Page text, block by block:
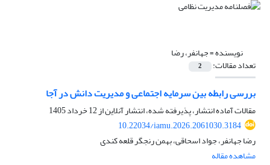
نویسنده =جهانفر، رضا
تعداد مقالات: 2
بررسی رابطه بین سرمایه اجتماعی و مدیریت دانش در آجا
مقالات آماده انتشار، پذیرفته شده، انتشار آنلاین از12 خرداد 1405
10.22034/iamu.2026.2061030.3184
رضا جهانفر، جواد اسحاقی، بهمن رنجگر قلعه کندی
مشاهده مقاله